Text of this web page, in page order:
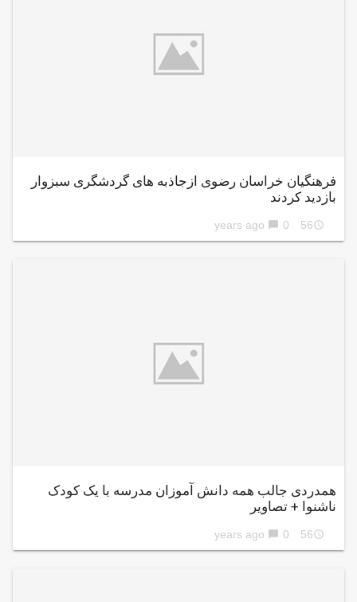
فرهنگیان خراسان رضوی ازجاذبه های گردشگری سبزوار
بازدید کردند
access_time
56 years ago
chat_bubble 0
همدردی جالب همه دانش آموزان مدرسه با یک کودک
ناشنوا + تصاویر
access_time
56 years ago
chat_bubble 0